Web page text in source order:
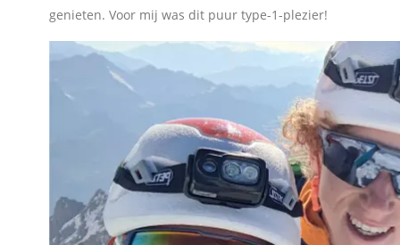
genieten. Voor mij was dit puur type-1-plezier!